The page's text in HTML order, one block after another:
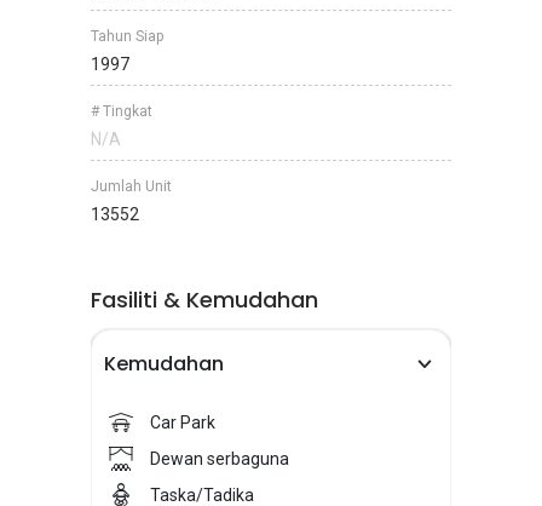
Tahun Siap
1997
# Tingkat
N/A
Jumlah Unit
13552
Fasiliti & Kemudahan
Kemudahan
Car Park
Dewan serbaguna
Taska/Tadika